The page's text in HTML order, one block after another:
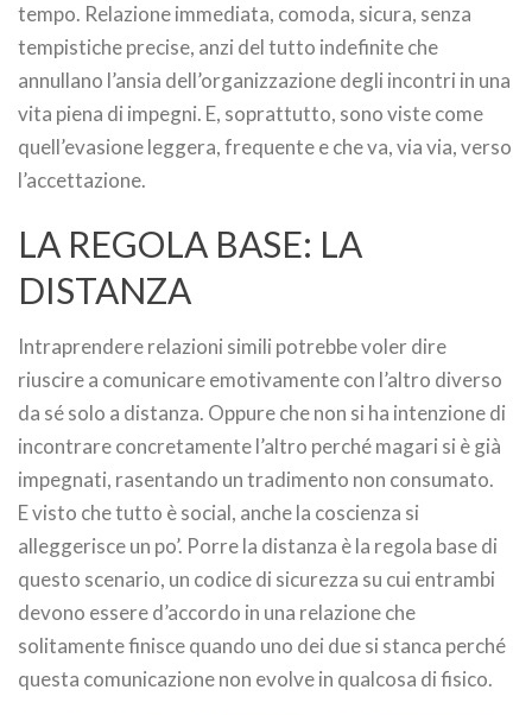
tempo. Relazione immediata, comoda, sicura, senza
tempistiche precise, anzi del tutto indefinite che
annullano l’ansia dell’organizzazione degli incontri in una
vita piena di impegni. E, soprattutto, sono viste come
quell’evasione leggera, frequente e che va, via via, verso
l’accettazione.
LA REGOLA BASE: LA
DISTANZA
Intraprendere relazioni simili potrebbe voler dire
riuscire a comunicare emotivamente con l’altro diverso
da sé solo a distanza. Oppure che non si ha intenzione di
incontrare concretamente l’altro perché magari si è già
impegnati, rasentando un tradimento non consumato.
E visto che tutto è social, anche la coscienza si
alleggerisce un po’. Porre la distanza è la regola base di
questo scenario, un codice di sicurezza su cui entrambi
devono essere d’accordo in una relazione che
solitamente finisce quando uno dei due si stanca perché
questa comunicazione non evolve in qualcosa di fisico.